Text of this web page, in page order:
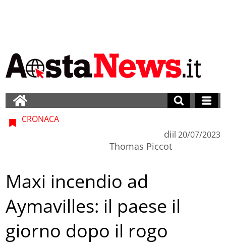
CRONACA
di
Thomas Piccot
il 20/07/2023
Maxi incendio ad
Aymavilles: il paese il
giorno dopo il rogo